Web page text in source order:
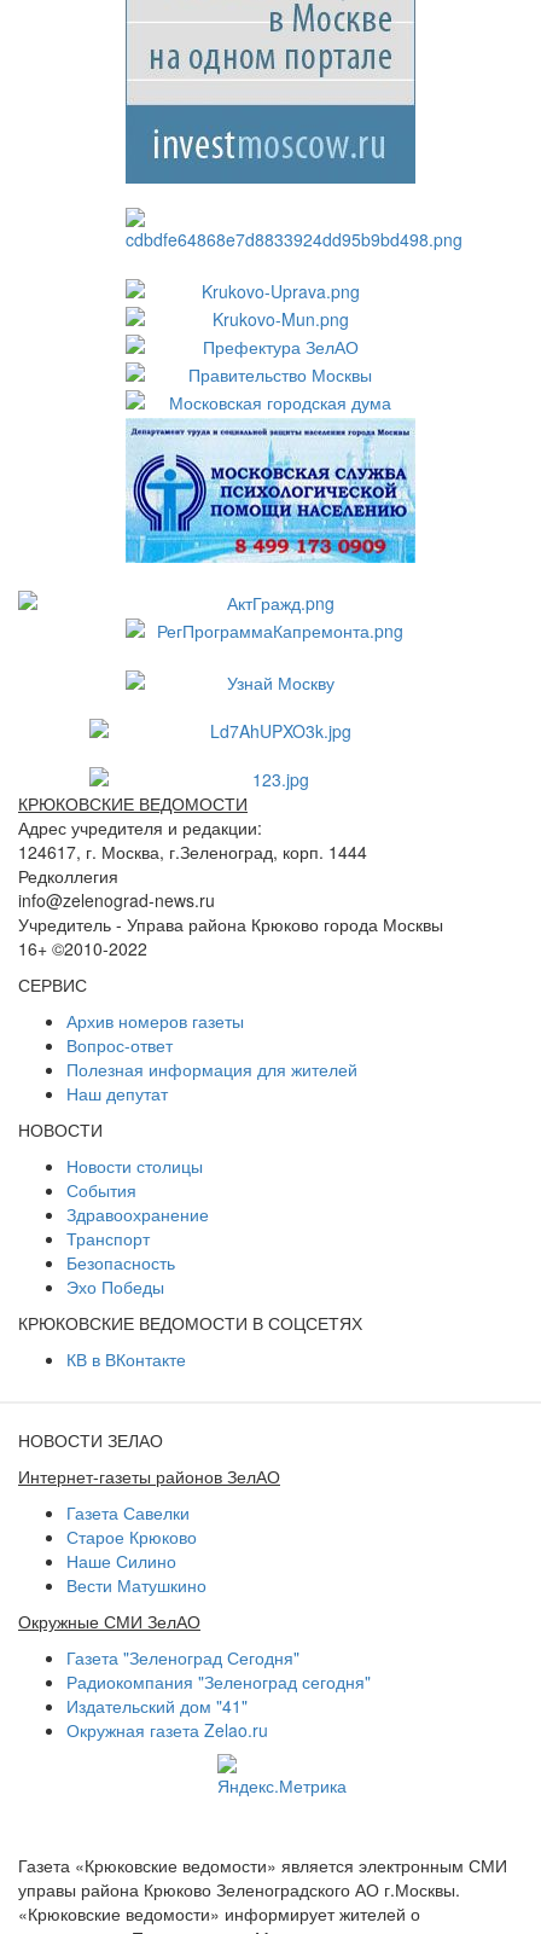
КРЮКОВСКИЕ ВЕДОМОСТИ
Адрес учредителя и редакции:
124617, г. Москва, г.Зеленоград, корп. 1444
Редколлегия
info@zelenograd-news.ru
Учредитель - Управа района Крюково города Москвы
16+ ©2010-2022
СЕРВИС
Архив номеров газеты
Вопрос-ответ
Полезная информация для жителей
Наш депутат
НОВОСТИ
Новости столицы
События
Здравоохранение
Транспорт
Безопасность
Эхо Победы
КРЮКОВСКИЕ ВЕДОМОСТИ В СОЦСЕТЯХ
КВ в ВКонтакте
НОВОСТИ ЗЕЛАО
Интернет-газеты районов ЗелАО
Газета Савелки
Старое Крюково
Наше Силино
Вести Матушкино
Окружные СМИ ЗелАО
Газета "Зеленоград Сегодня"
Радиокомпания "Зеленоград сегодня"
Издательский дом "41"
Окружная газета Zelao.ru
Газета «Крюковские ведомости» является электронным СМИ
управы района Крюково Зеленоградского АО г.Москвы.
«Крюковские ведомости» информирует жителей о